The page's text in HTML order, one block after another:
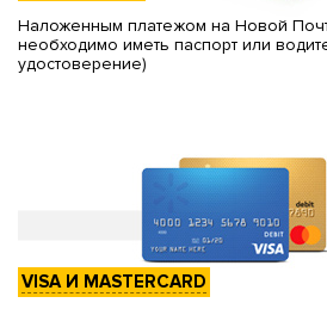
Наложенным платежом на Новой
необходимо иметь паспорт или
удостоверение)
VISA И MASTERCARD